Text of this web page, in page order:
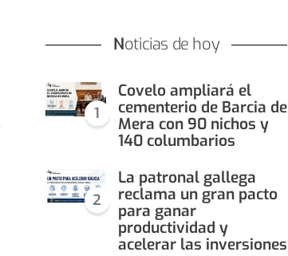
Noticias de hoy
1
Covelo ampliará el
cementerio de Barcia de
Mera con 90 nichos y
140 columbarios
2
La patronal gallega
reclama un gran pacto
para ganar
productividad y
acelerar las inversiones